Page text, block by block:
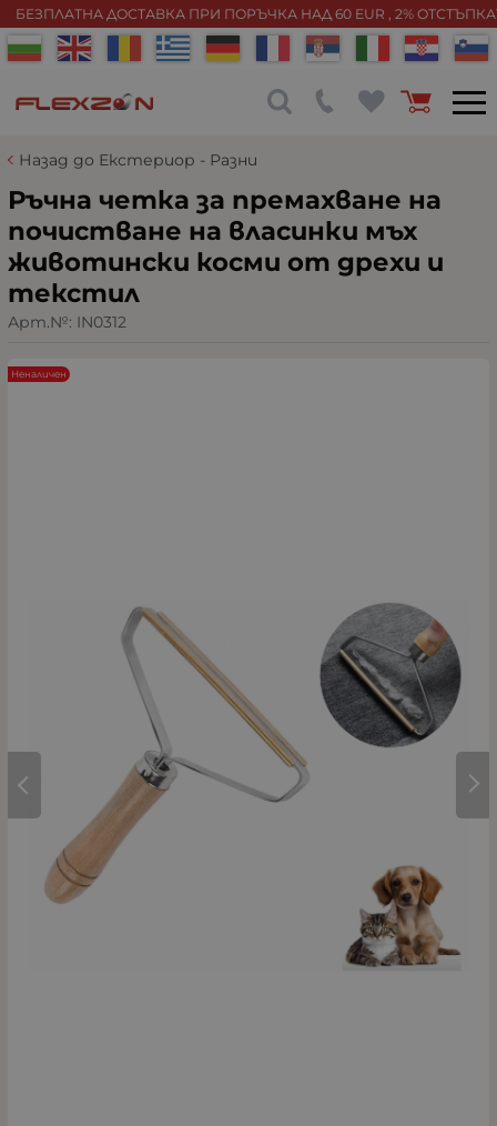
БЕЗПЛАТНА ДОСТАВКА ПРИ ПОРЪЧКА НАД 60 EUR , 2%
Назад до Екстериор - Разни
Ръчна четка за премахване на
почистване на власинки мъх
животински косми от дрехи и
текстил
Арт.№: IN0312
Неналичен